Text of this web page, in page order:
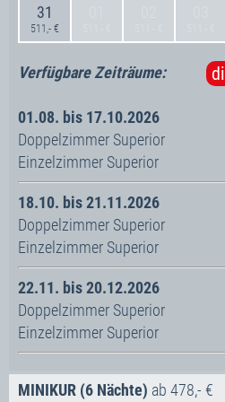
01.08. bis 17.10.2026
Doppelzimmer Superior
Doppelzimmer Superior
Einzelzimmer Superior
22.11. bis 20.12.2026
Doppelzimmer Superior
Einzelzimmer Superior
Verfügbare Zeiträume:
S O N
Doppelzimmer Superior
31
511,- €
Verfügbare Zeiträume:
01.08. bis 17.10.2026
Doppelzimmer Superior
Einzelzimmer Superior
18.10. bis 21.11.2026
Doppelzimmer Superior
Einzelzimmer Superior
22.11. bis 20.12.2026
Doppelzimmer Superior
Einzelzimmer Superior
MINIKUR (6 Nächte) ab 478,- €